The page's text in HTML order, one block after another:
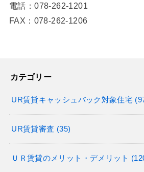
電話：078-262-1201
FAX：078-262-1206
カテゴリー
UR賃貸キャッシュバック対象住宅
UR賃貸審査 (35)
ＵＲ賃貸のメリット・デメリット